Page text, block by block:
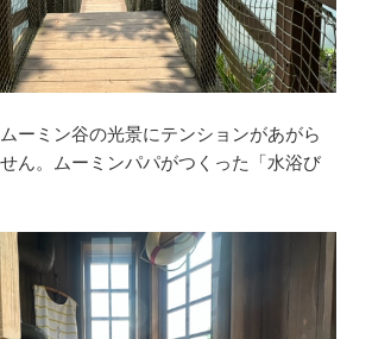
ーミン谷の光景にテンションがあがら
ん。ムーミンパパがつくった「水浴び